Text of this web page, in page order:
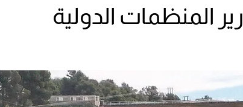
المنظمات الدولية